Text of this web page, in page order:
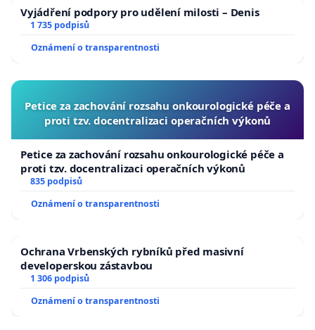
Vyjádření podpory pro udělení milosti – Denis
1 735 podpisů
Oznámení o transparentnosti
Petice za zachování rozsahu onkourologické péče a
proti tzv. docentralizaci operačních výkonů
Petice za zachování rozsahu onkourologické péče a
proti tzv. docentralizaci operačních výkonů
835 podpisů
Oznámení o transparentnosti
Ochrana Vrbenských rybníků před masivní
developerskou zástavbou
1 306 podpisů
Oznámení o transparentnosti